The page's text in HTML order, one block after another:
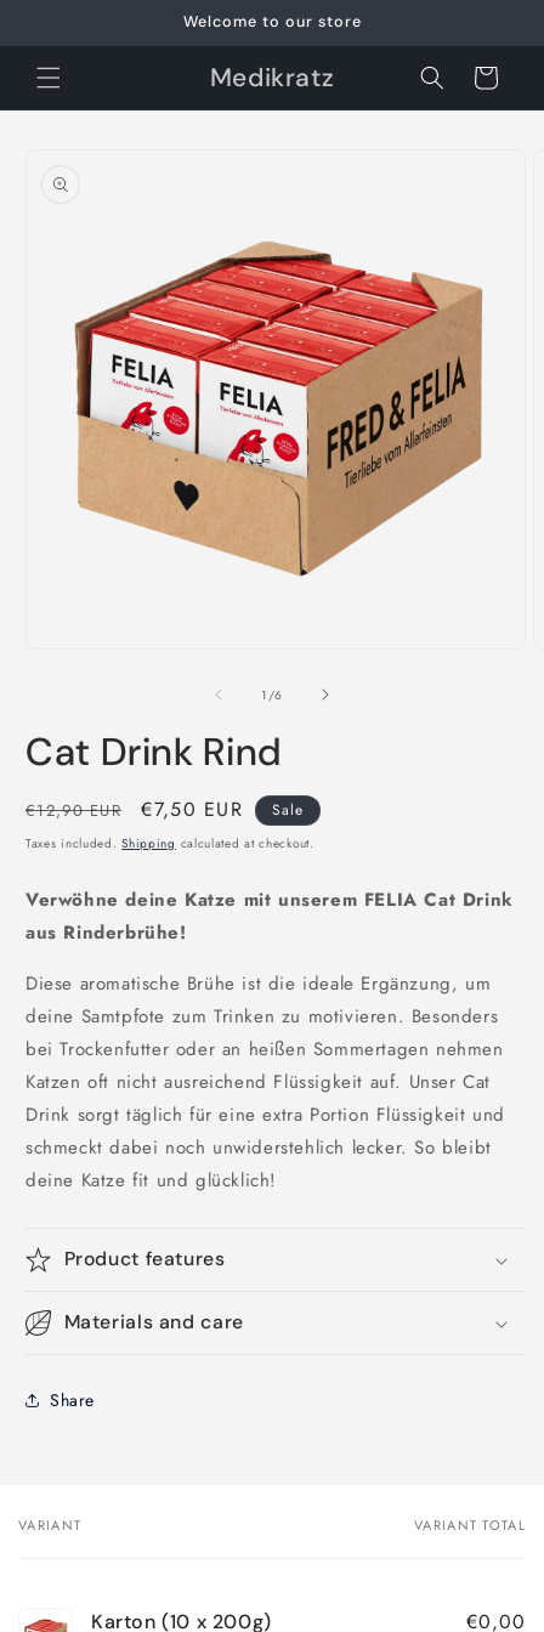
Welcome to our store
Medikratz Cart
product
information
1 /of
6
Cat Drink Rind
Regular
price
€12,90 EUR
Sale
price
€7,50 EUR Sale
Taxes included.Shipping calculated at checkout.
Verwöhne deine Katze mit unserem FELIA Cat Drink
aus Rinderbrühe!
Diese aromatische Brühe ist die ideale Ergänzung, um
deine Samtpfote zum Trinken zu motivieren. Besonders
bei Trockenfutter oder an heißen Sommertagen nehmen
Katzen oft nicht ausreichend Flüssigkeit auf. Unser Cat
Drink sorgt täglich für eine extra Portion Flüssigkeit und
schmeckt dabei noch unwiderstehlich lecker. So bleibt
deine Katze fit und glücklich!
Product features
Materials and care
Share
Your
VARIANT VARIANT TOTAL
Karton (10 x 200g) €0,00